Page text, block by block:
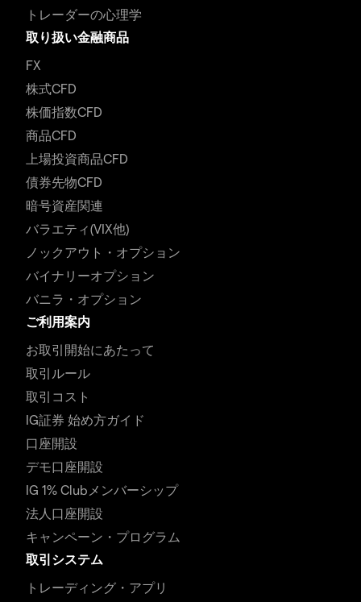
トレーダーの心理学
取り扱い金融商品
FX
株式CFD
株価指数CFD
商品CFD
上場投資商品CFD
債券先物CFD
暗号資産関連
バラエティ(VIX他)
ノックアウト・オプション
バイナリーオプション
バニラ・オプション
ご利用案内
お取引開始にあたって
取引ルール
取引コスト
IG証券 始め方ガイド
口座開設
デモ口座開設
IG 1% Clubメンバーシップ
法人口座開設
キャンペーン・プログラム
取引システム
トレーディング・アプリ